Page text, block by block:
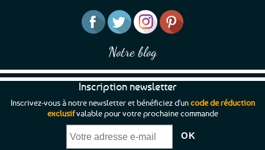
Notre blog
Inscription newsletter
Inscrivez-vous à notre newsletter et bénéficiez d'uncode de réduction
exclusifvalable pour votre prochaine commande